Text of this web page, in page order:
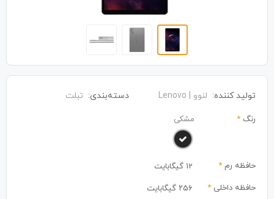
تولید کننده: لنوو | Lenovo دسته‌بندی: تبلت
رنگ * مشکی
حافظه رم *
12 گیگابایت
حافظه داخلی *
۲۵۶ گیگابایت